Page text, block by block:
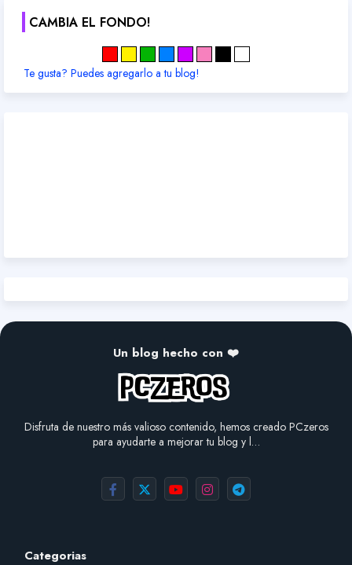
CAMBIA EL FONDO!
Te gusta? Puedes agregarlo a tu blog!
Un blog hecho con ❤️
Disfruta de nuestro más valioso contenido, hemos creado PCzeros
para ayudarte a mejorar tu blog y l…
Categorias